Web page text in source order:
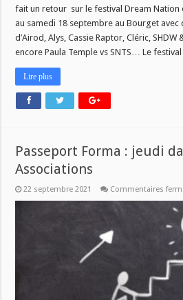
fait un retour sur le festival Dream Nation
au samedi 18 septembre au Bourget
d’Airod, Alys, Cassie Raptor, Cléric,
encore Paula Temple vs SNTS… Le
Lire plus
Passeport Forma : jeudi
Associations
22 septembre 2021 Commentaires